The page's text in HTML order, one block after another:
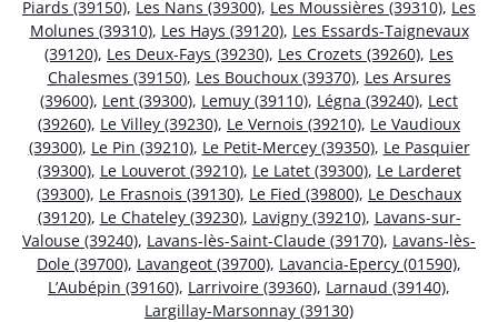
Piards (39150), Les Nans (39300), Les Moussières (39310), Les
Molunes (39310), Les Hays (39120), Les Essards-Taignevaux
(39120), Les Deux-Fays (39230), Les Crozets (39260), Les
Chalesmes (39150), Les Bouchoux (39370), Les Arsures
(39600), Lent (39300), Lemuy (39110), Légna (39240), Lect
(39260), Le Villey (39230), Le Vernois (39210), Le Vaudioux
(39300), Le Pin (39210), Le Petit-Mercey (39350), Le Pasquier
(39300), Le Louverot (39210), Le Latet (39300), Le Larderet
(39300), Le Frasnois (39130), Le Fied (39800), Le Deschaux
(39120), Le Chateley (39230), Lavigny (39210), Lavans-sur-
Valouse (39240), Lavans-lès-Saint-Claude (39170), Lavans-lès-
Dole (39700), Lavangeot (39700), Lavancia-Epercy (01590),
L’Aubépin (39160), Larrivoire (39360), Larnaud (39140),
Largillay-Marsonnay (39130)